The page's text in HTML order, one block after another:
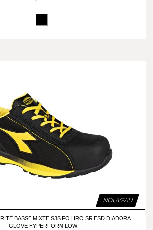
NOUVEAU
BASSE MIXTE S3S FO HRO SR ESD DIADORA
GLOVE HYPERFORM LOW